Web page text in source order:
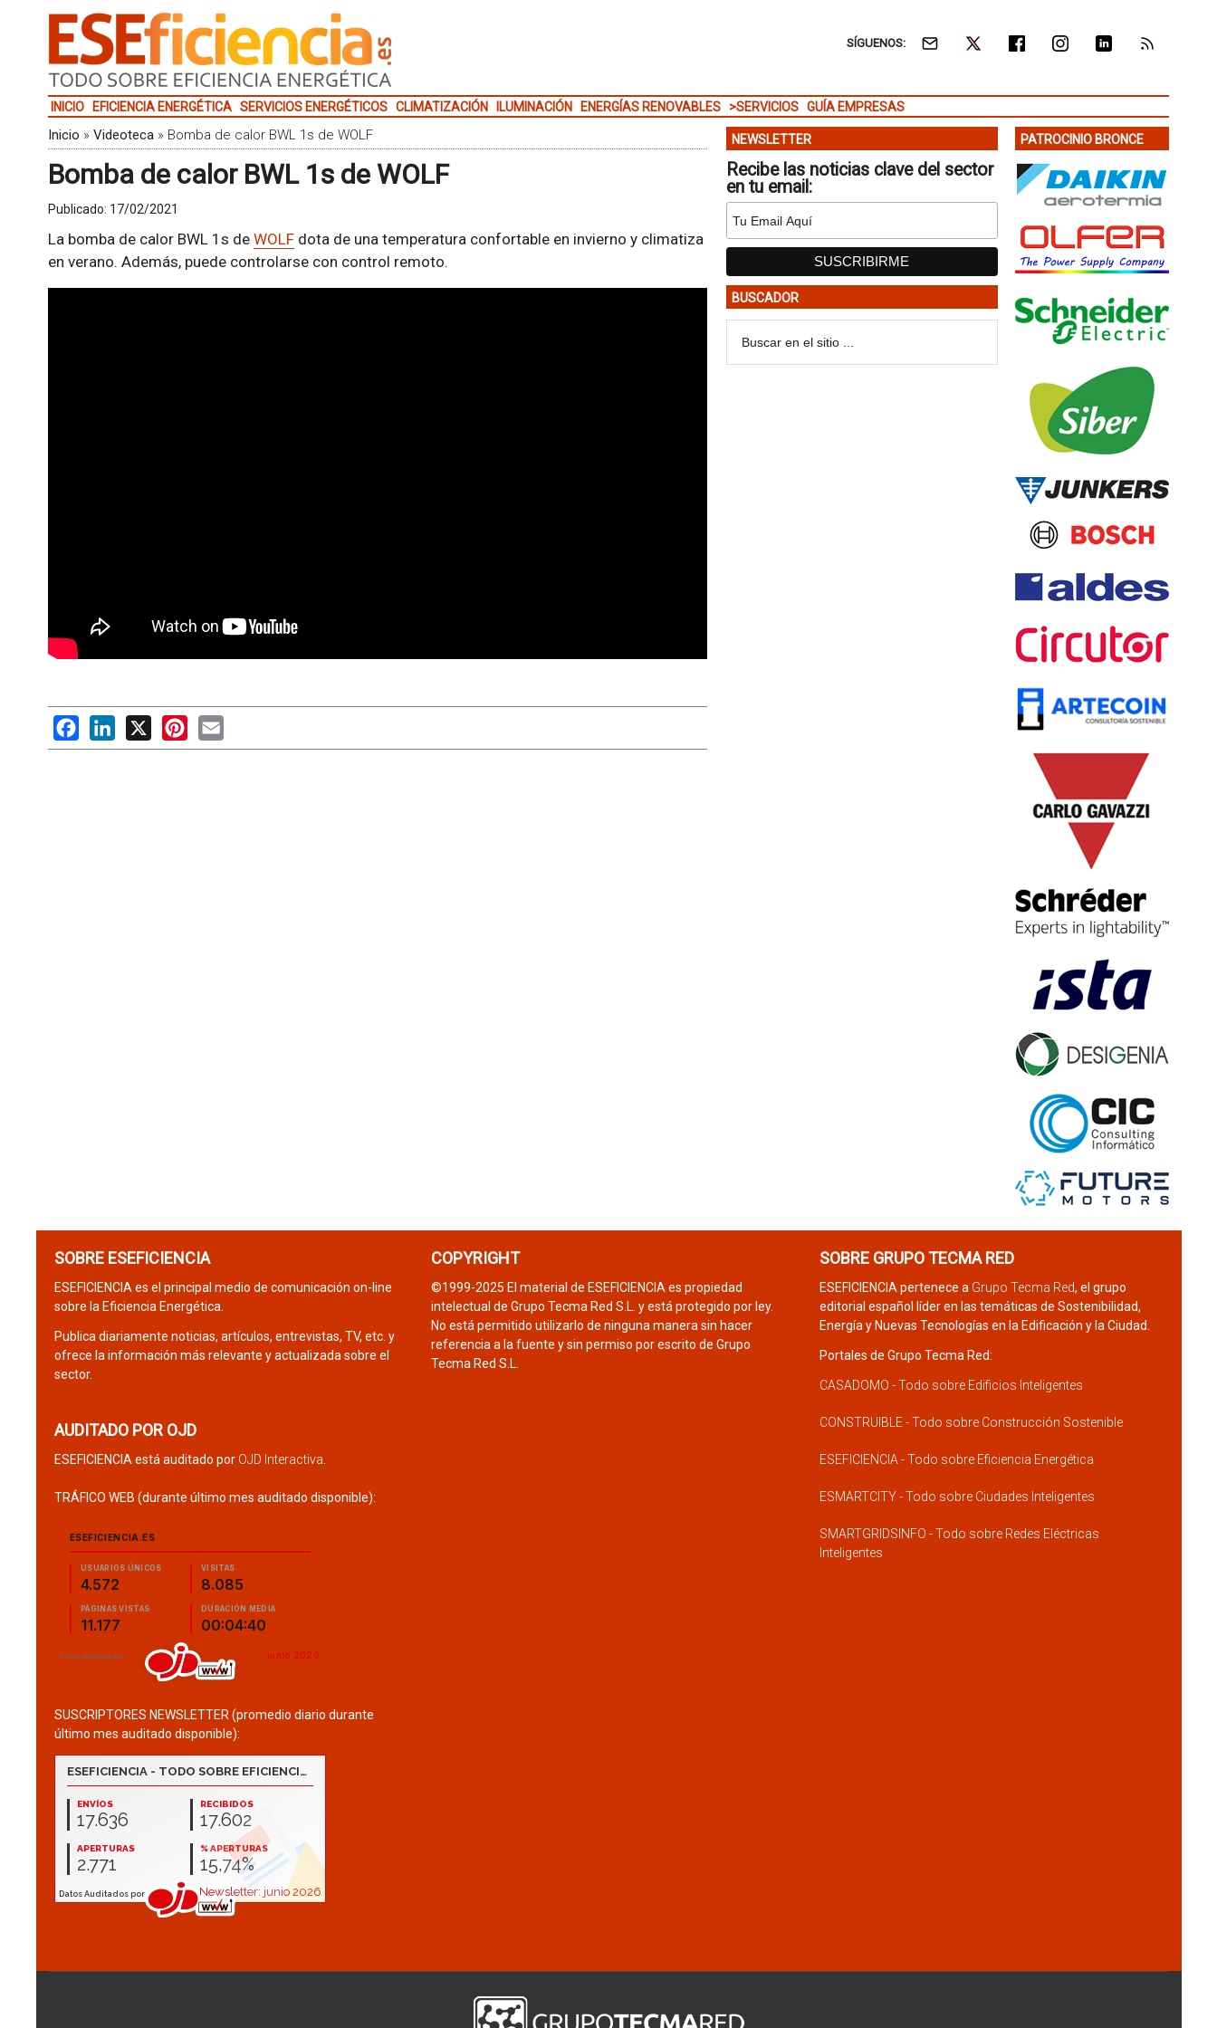
SÍGUENOS:
INICIO EFICIENCIA ENERGÉTICA SERVICIOS ENERGÉTICOS CLIMATIZACIÓN ILUMINACIÓN ENERGÍAS RENOVABLES >SERVICIOS GUÍA EMPRESAS
Inicio » Videoteca» Bomba de calor BWL 1s de WOLF
Bomba de calor BWL 1s de WOLF
Publicado: 17/02/2021
La bomba de calor BWL 1s de WOLFdota de una temperatura confortable en invierno y climatiza
en verano. Además, puede controlarse con control remoto.
FacebookLinkedIn
X PinterestEmail
NEWSLETTER
Recibe las noticias clave del sector
en tu email:
BUSCADOR
PATROCINIO BRONCE
SOBRE ESEFICIENCIA
ESEFICIENCIA es el principal medio de comunicación on-line
sobre la Eficiencia Energética.
Publica diariamente noticias, artículos, entrevistas, TV, etc. y
ofrece la información más relevante y actualizada sobre el
sector.
AUDITADO POR OJD
ESEFICIENCIA está auditado por OJD Interactiva
TRÁFICO WEB (durante último mes auditado disponible):
SUSCRIPTORES NEWSLETTER (promedio diario durante
último mes auditado disponible):
COPYRIGHT
©1999-2025 El material de ESEFICIENCIA es propiedad
intelectual de Grupo Tecma Red S.L. y está protegido por ley.
No está permitido utilizarlo de ninguna manera sin hacer
referencia a la fuente y sin permiso por escrito de Grupo
Tecma Red S.L.
SOBRE GRUPO TECMA RED
ESEFICIENCIA pertenece a Grupo Tecma Red, el grupo
editorial español líder en las temáticas de Sostenibilidad,
Energía y Nuevas Tecnologías en la Edificación y la Ciudad.
Portales de Grupo Tecma Red:
CASADOMO - Todo sobre Edificios Inteligentes
CONSTRUIBLE - Todo sobre Construcción Sostenible
ESEFICIENCIA - Todo sobre Eficiencia Energética
ESMARTCITY - Todo sobre Ciudades Inteligentes
SMARTGRIDSINFO - Todo sobre Redes Eléctricas
Inteligentes